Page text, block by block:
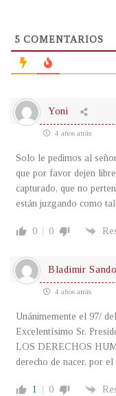
5 COMENTARIOS
Yoni
4 años atrás
Solo le pedimos al
que por favor dejen
capturado, que no
están juzgando como
0 0
Bladimir
4 años atrás
Unánimemente el 97/
Excelentísimo Sr.
LOS DERECHOS
derecho de nacer, por
1 0